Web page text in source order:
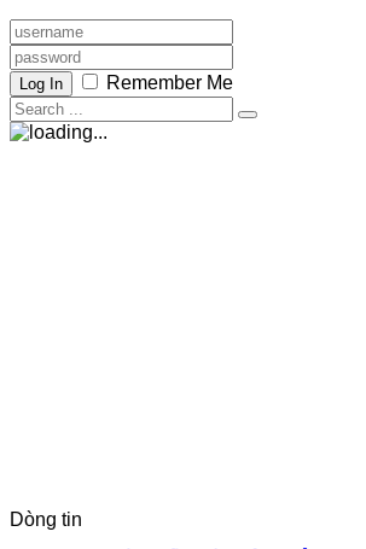
Log In Remember Me
Dòng tin